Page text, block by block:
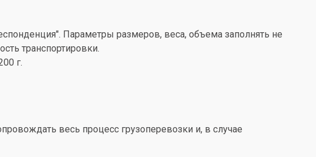
Параметры размеров, веса, объема заполнять не
транспортировки.
г.
весь процесс грузоперевозки и, в случае